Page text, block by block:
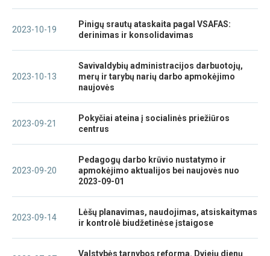
2023-10-19
Pinigų srautų ataskaita pagal VSAFAS:
derinimas ir konsolidavimas
2023-10-13
Savivaldybių administracijos darbuotojų,
merų ir tarybų narių darbo apmokėjimo
naujovės
2023-09-21
Pokyčiai ateina į socialinės priežiūros
centrus
2023-09-20
Pedagogų darbo krūvio nustatymo ir
apmokėjimo aktualijos bei naujovės nuo
2023-09-01
2023-09-14
Lėšų planavimas, naudojimas, atsiskaitymas
ir kontrolė biudžetinėse įstaigose
Valstybės tarnybos reforma. Dviejų dienų